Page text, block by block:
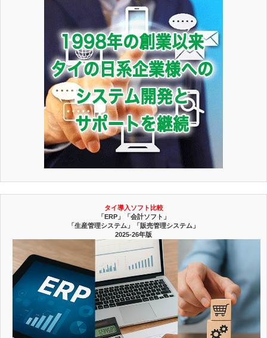
タイ導入ソフト比較
「ERP」「会計ソフト」
「生産管理システム」「販売管理システム」
2025-26年版